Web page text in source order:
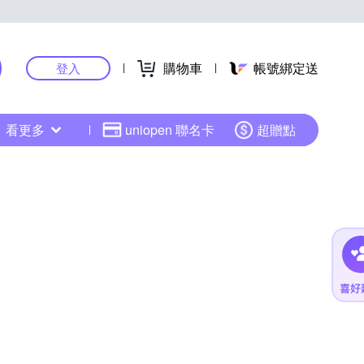
登入 購物車 帳號綁定送
看更多 uniopen 聯名卡 超贈點